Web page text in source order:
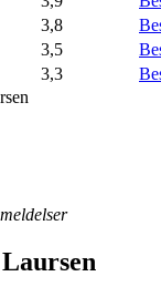
3,8
3,5
3,3